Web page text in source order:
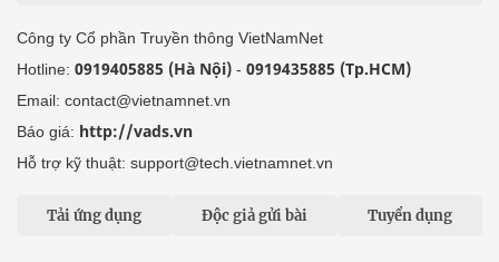
Công ty Cổ phần Truyền thông VietNamNet
Hotline: 0919405885 (Hà Nội) - 0919435885 (Tp.HCM)
Email: contact@vietnamnet.vn
Báo giá: http://vads.vn
Hỗ trợ kỹ thuật: support@tech.vietnamnet.vn
Tải ứng dụng Độc giả gửi bài Tuyển dụng